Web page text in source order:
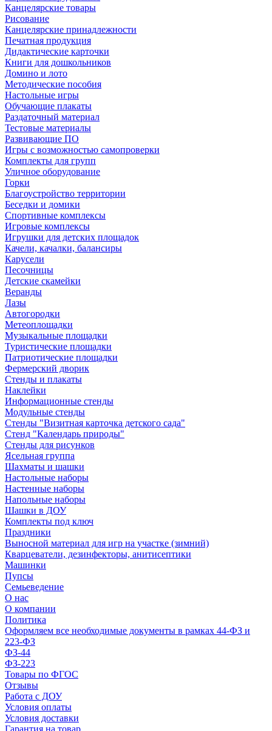
Канцелярские товары
Рисование
Канцелярские принадлежности
Печатная продукция
Дидактические карточки
Книги для дошкольников
Домино и лото
Методические пособия
Настольные игры
Обучающие плакаты
Раздаточный материал
Тестовые материалы
Развивающие ПО
Игры с возможностью самопроверки
Комплекты для групп
Уличное оборудование
Горки
Благоустройство территории
Беседки и домики
Спортивные комплексы
Игровые комплексы
Игрушки для детских площадок
Качели, качалки, балансиры
Карусели
Песочницы
Детские скамейки
Веранды
Лазы
Автогородки
Метеоплощадки
Музыкальные площадки
Туристические площадки
Патриотические площадки
Фермерский дворик
Стенды и плакаты
Наклейки
Информационные стенды
Модульные стенды
Стенды "Визитная карточка детского сада"
Стенд "Календарь природы"
Стенды для рисунков
Ясельная группа
Шахматы и шашки
Настольные наборы
Настенные наборы
Напольные наборы
Шашки в ДОУ
Комплекты под ключ
Праздники
Выносной материал для игр на участке (зимний)
Кварцеватели, дезинфекторы, анитисептики
Машинки
Пупсы
Семьеведение
О нас
О компании
Политика
Оформляем все необходимые документы в рамках 44-ФЗ и
223-ФЗ
ФЗ-44
ФЗ-223
Товары по ФГОС
Отзывы
Работа с ДОУ
Условия оплаты
Условия доставки
Гарантия на товар